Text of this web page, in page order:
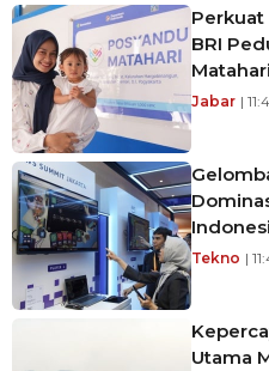
Perkuat
BRI
Jabar |
Tekno |
Utama